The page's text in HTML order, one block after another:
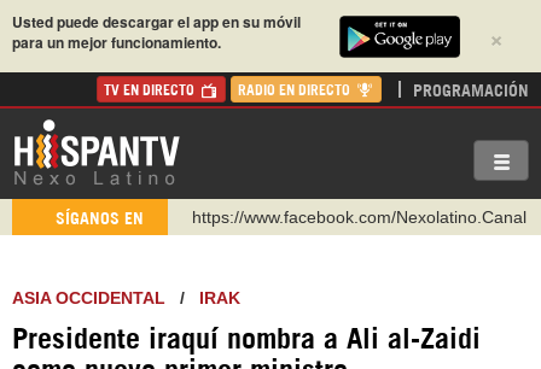
×
Usted puede descargar el app en su móvil
para un mejor funcionamiento.
TV EN DIRECTO RADIO EN DIRECTO PROGRAMACIÓN
SÍGANOS EN
https://www.facebook.com/Nexolatino.Canal
http://twitter.com/nexo_latino
https://t.me/hispantvcanal
https://urmedium.com/c/hispantv
ASIA OCCIDENTAL / IRAK
Presidente iraquí nombra a Ali al-Zaidi